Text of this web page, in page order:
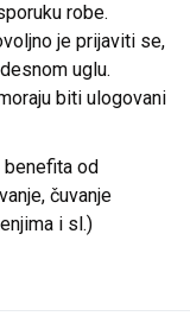
robe.
je prijaviti se,
uglu.
biti ulogovani
benefita od
čuvanje
i sl.)